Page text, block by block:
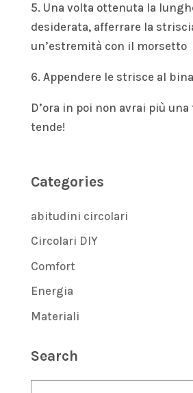
5. Una volta ottenuta la
desiderata, afferrare la
un’estremità con il morsetto
6. Appendere le strisce al
D’ora in poi non avrai più
tende!
Categories
abitudini circolari
Circolari DIY
Comfort
Energia
Materiali
Search